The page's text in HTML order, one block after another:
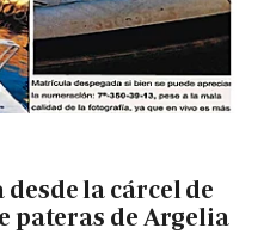
la cárcel de
pateras de Argelia